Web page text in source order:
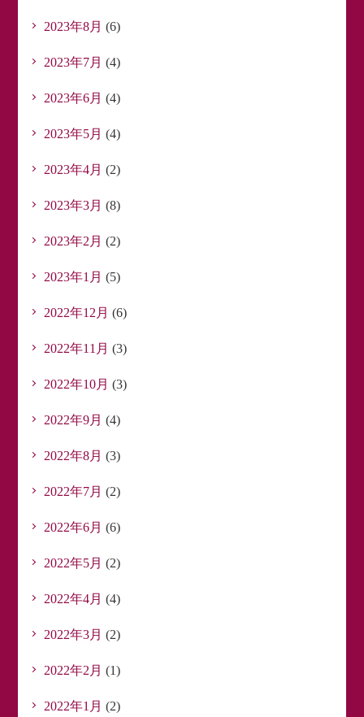
2023年8月 (6)
2023年7月 (4)
2023年6月 (4)
2023年5月 (4)
2023年4月 (2)
2023年3月 (8)
2023年2月 (2)
2023年1月 (5)
2022年12月 (6)
2022年11月 (3)
2022年10月 (3)
2022年9月 (4)
2022年8月 (3)
2022年7月 (2)
2022年6月 (6)
2022年5月 (2)
2022年4月 (4)
2022年3月 (2)
2022年2月 (1)
2022年1月 (2)